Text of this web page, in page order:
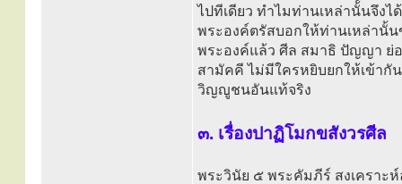
ไปทีเดียว ทำไมท่านเหล่านั้นจึง
พระองค์ตรัสบอกให้ท่านเหล่านั้
พระองค์แล้ว ศีล สมาธิ ปัญญา ย่
สามัคคี ไม่มีใครหยิบยกให้เข้ากั
วิญญูชนอันแท้จริง
๓. เรื่องปาฏิโมกขสังวรศีล
พระวินัย ๕ พระคัมภีร์ สงเคราะ